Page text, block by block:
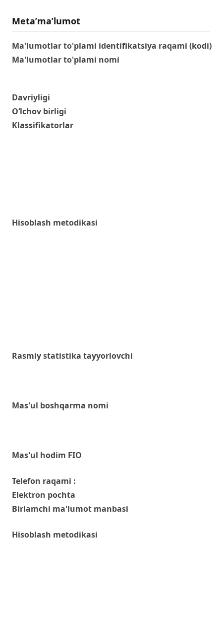
Metaʼmaʼlumot
Ma'lumotlar to'plami identifikatsiya raqami (kodi)
Ma'lumotlar to'plami nomi
Davriyligi
O‘lchov birligi
Klassifikatorlar
Hisoblash metodikasi
Rasmiy statistika tayyorlovchi
Mas'ul boshqarma nomi
Mas'ul hodim FIO
Telefon raqami :
Elektron pochta
Birlamchi ma'lumot manbasi
Hisoblash metodikasi